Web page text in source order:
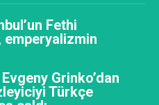
Fethi
Grinko’dan
Türkçe